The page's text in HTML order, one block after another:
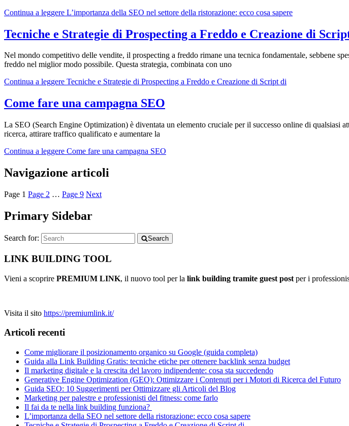
Continua a leggere L’importanza della SEO nel settore della ristorazione: ecco cosa sapere
Tecniche e Strategie di Prospecting a Freddo e Creazione di
Nel mondo competitivo delle vendite, il prospecting a freddo rimane una tecnica fondamentale, sebbene
freddo nel miglior modo possibile. Questa strategia, combinata con uno
Continua a leggere Tecniche e Strategie di Prospecting a Freddo e Creazione di Script di
Come fare una campagna SEO
La SEO (Search Engine Optimization) è diventata un elemento cruciale per il successo online di
ricerca, attirare traffico qualificato e aumentare la
Continua a leggere Come fare una campagna SEO
Navigazione articoli
Page 1 Page 2 … Page 9 Next
Primary Sidebar
Search for: Search
LINK BUILDING TOOL
Vieni a scoprire PREMIUM LINK, il nuovo tool per la link building tramite guest post per i
Visita il sito https://premiumlink.it/
Articoli recenti
Come migliorare il posizionamento organico su Google (guida completa)
Guida alla Link Building Gratis: tecniche etiche per ottenere backlink senza budget
Il marketing digitale e la crescita del lavoro indipendente: cosa sta succedendo
Generative Engine Optimization (GEO): Ottimizzare i Contenuti per i Motori di Ricerca del Futuro
Guida SEO: 10 Suggerimenti per Ottimizzare gli Articoli del Blog
Marketing per palestre e professionisti del fitness: come farlo
Il fai da te nella link building funziona?
L’importanza della SEO nel settore della ristorazione: ecco cosa sapere